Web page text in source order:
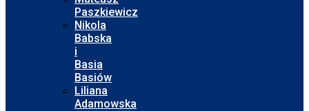
Paszkiewicz
Nikola
Babska
i
Basia
Basiów
Liliana
Adamowska